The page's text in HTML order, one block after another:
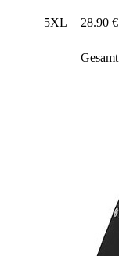
5XL 28.90 €
Gesamt